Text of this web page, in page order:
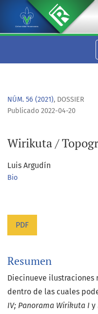
Wirikuta / Topografías
NÚM. 56 (2021), DOSSIER
Wirikuta /
Publicado 2022-04-20
Luis Argudín
Bio
PDF
Resumen
Diecinueve ilustraciones
dentro de las cuales
IV; Panorama Wirikuta I y